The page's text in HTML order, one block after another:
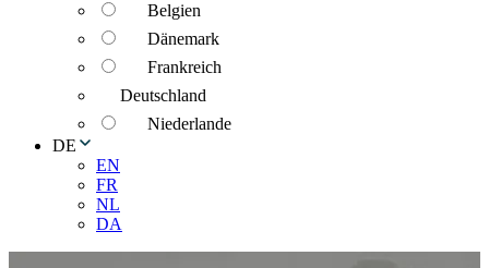
Belgien
Dänemark
Frankreich
Deutschland
Niederlande
DE
EN
FR
NL
DA